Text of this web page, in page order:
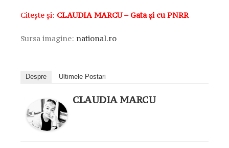
Citește și: CLAUDIA MARCU – Gata și cu PNRR
Sursa imagine: national.ro
Despre Ultimele Postari
CLAUDIA MARCU